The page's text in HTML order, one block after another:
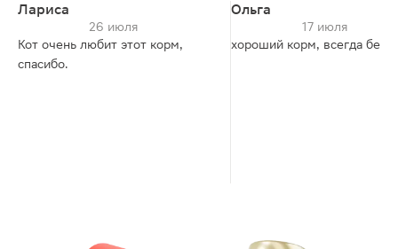
Лариса
26 июля
Кот очень любит этот корм,
спасибо.
Ольга
17 июля
хороший корм, всегда беру